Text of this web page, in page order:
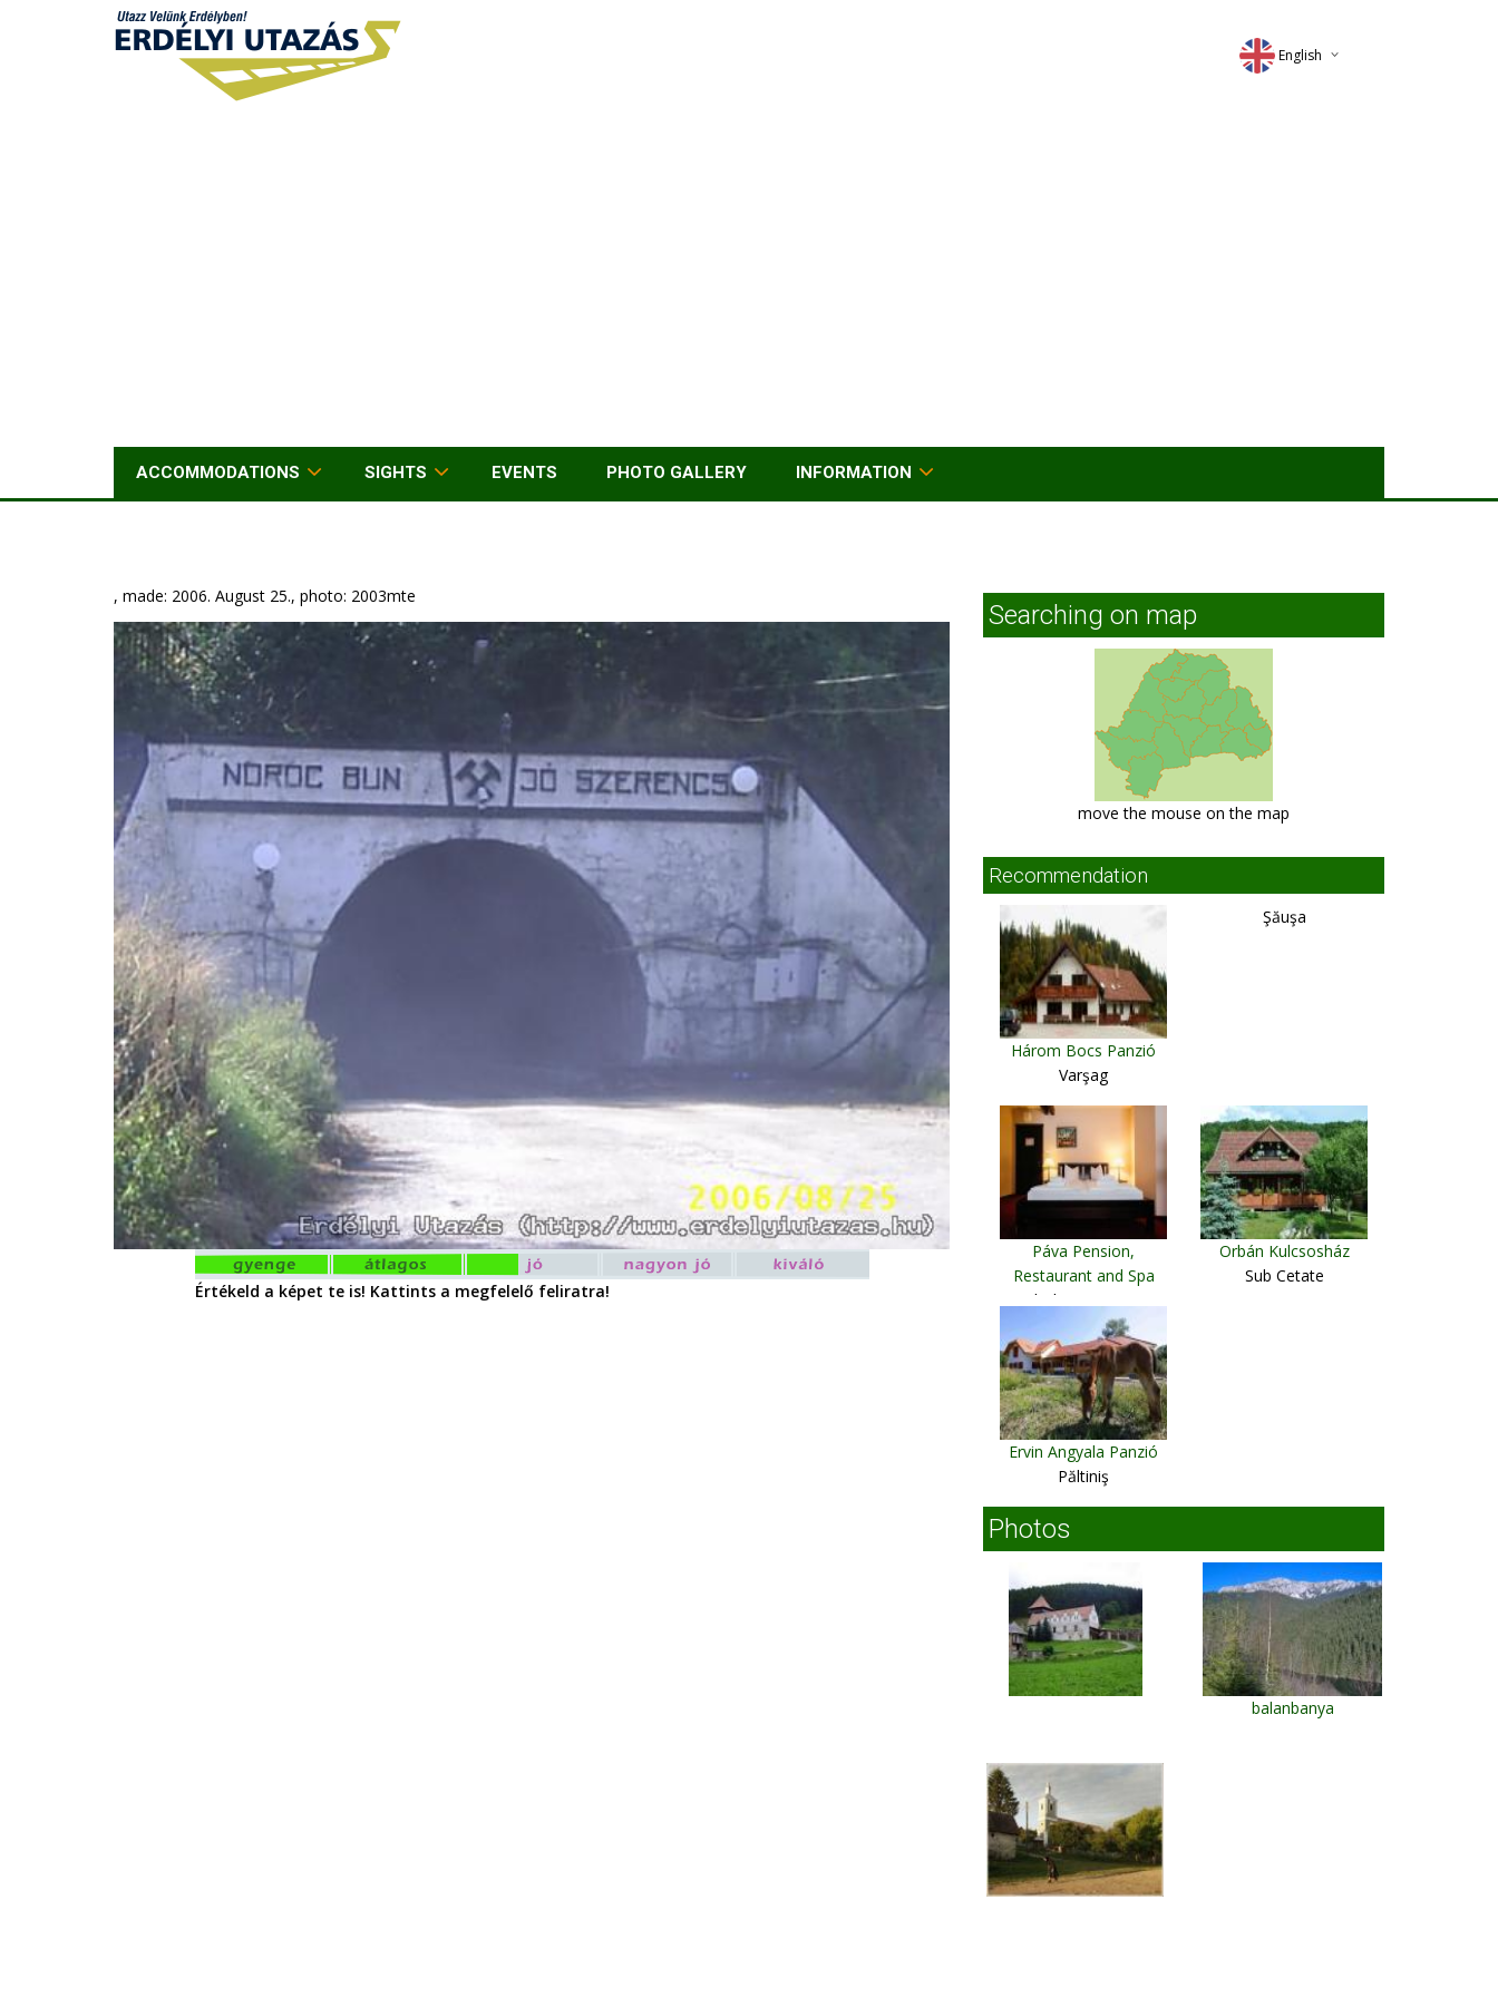
English
ACCOMMODATIONS SIGHTS EVENTS PHOTO GALLERY INFORMATION
, made: 2006. August 25., photo: 2003mte
Értékeld a képet te is! Kattints a megfelelő feliratra!
Searching on map
move the mouse on the map
Recommendation
Három Bocs Panzió
Varşag
Şăuşa
Páva Pension,
Restaurant and Spa
Odorheiu Secuiesc
Orbán Kulcsosház
Sub Cetate
Ervin Angyala Panzió
Păltiniş
Photos
balanbanya